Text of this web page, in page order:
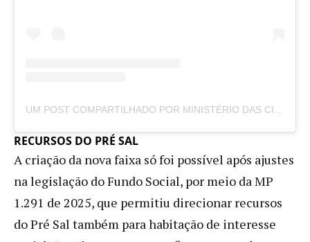
RECURSOS DO PRÉ SAL
A criação da nova faixa só foi possível após ajustes
na legislação do Fundo Social, por meio da MP
1.291 de 2025, que permitiu direcionar recursos
do Pré Sal também para habitação de interesse